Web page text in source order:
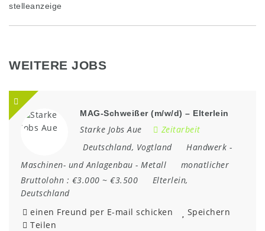
stelleanzeige
WEITERE JOBS
MAG-Schweißer (m/w/d) – Elterlein
Starke Jobs Aue
Zeitarbeit
Deutschland, Vogtland Handwerk -
Maschinen- und Anlagenbau - Metall
monatlicher
Bruttolohn : €3.000 ~ €3.500 Elterlein,
Deutschland
einen Freund per E-mail schicken
Speichern
Teilen